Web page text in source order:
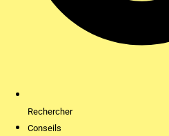
Rechercher
Conseils